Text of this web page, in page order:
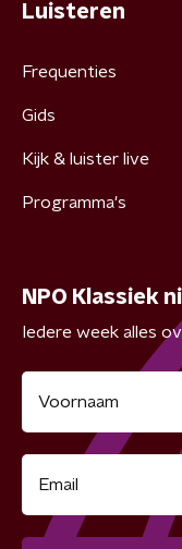
Luisteren
Frequenties
Gids
Kijk & luister live
Programma's
NPO Klassiek
Iedere week alles